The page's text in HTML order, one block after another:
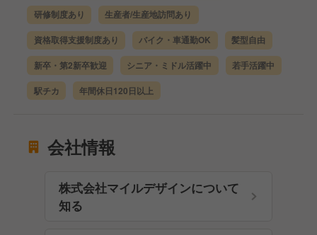
研修制度あり 生産者/生産地訪問あり
資格取得支援制度あり バイク・車通勤OK 髪型自由
新卒・第2新卒歓迎 シニア・ミドル活躍中 若手活躍中
駅チカ 年間休日120日以上
会社情報
株式会社マイルデザインについて
知る